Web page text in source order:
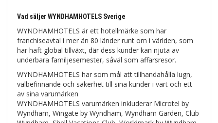
Vad säljer WYNDHAMHOTELS Sverige
WYNDHAMHOTELS är ett hotellmärke som har
franchiseavtal i mer än 80 länder runt om i världen, som
har haft global tillväxt, där dess kunder kan njuta av
underbara familjesemester, såväl som affärsresor.
WYNDHAMHOTELS har som mål att tillhandahålla lugn,
välbefinnande och säkerhet till sina kunder i vart och ett
av sina varumärken
WYNDHAMHOTELS varumärken inkluderar Microtel by
Wyndham, Wingate by Wyndham, Wyndham Garden, Club